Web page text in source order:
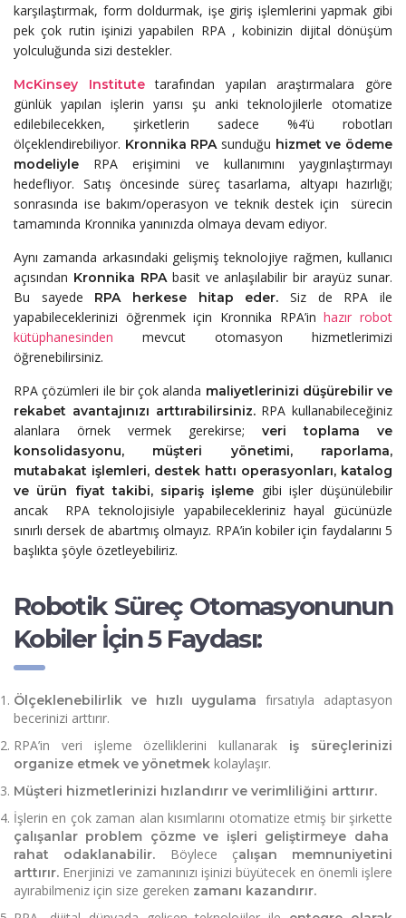
karşılaştırmak, form doldurmak, işe giriş işlemlerini yapmak gibi
pek çok rutin işinizi yapabilen RPA , kobinizin dijital dönüşüm
yolculuğunda sizi destekler.
McKinsey Institutetarafından yapılan araştırmalara göre
günlük yapılan işlerin yarısı şu anki teknolojilerle otomatize
edilebilecekken, şirketlerin sadece %4’ü robotları
ölçeklendirebiliyor. Kronnika RPA sunduğu hizmet ve ödeme
modeliyle
RPA erişimini ve kullanımını yaygınlaştırmayı
hedefliyor. Satış öncesinde süreç tasarlama, altyapı hazırlığı;
sonrasında ise bakım/operasyon ve teknik destek için sürecin
tamamında Kronnika yanınızda olmaya devam ediyor.
Aynı zamanda arkasındaki gelişmiş teknolojiye rağmen, kullanıcı
açısından Kronnika RPA basit ve anlaşılabilir bir arayüz sunar.
Bu sayede RPA herkese hitap eder. Siz de RPA ile
yapabileceklerinizi öğrenmek için Kronnika RPA’inhazır robot
kütüphanesinden mevcut otomasyon hizmetlerimizi
öğrenebilirsiniz.
RPA çözümleri ile bir çok alanda maliyetlerinizi düşürebilir ve
rekabet avantajınızı arttırabilirsiniz.RPA kullanabileceğiniz
alanlara örnek vermek gerekirse; veri toplama ve
konsolidasyonu, müşteri yönetimi, raporlama,
mutabakat işlemleri, destek hattı operasyonları, katalog
ve ürün fiyat takibi, sipariş işleme gibi işler düşünülebilir
ancak RPA teknolojisiyle yapabilecekleriniz hayal gücünüzle
sınırlı dersek de abartmış olmayız. RPA’in kobiler için faydalarını 5
başlıkta şöyle özetleyebiliriz.
Robotik Süreç Otomasyonunun
Kobiler İçin 5 Faydası:
Ölçeklenebilirlik ve hızlı uygulamafırsatıyla adaptasyon
becerinizi arttırır.
RPA’in veri işleme özelliklerini kullanarak iş süreçlerinizi
organize etmek ve yönetmek kolaylaşır.
Müşteri hizmetlerinizi hızlandırır ve verimliliğini arttırır.
İşlerin en çok zaman alan kısımlarını otomatize etmiş bir şirkette
çalışanlar problem çözme ve işleri geliştirmeye daha
rahat odaklanabilir. Böylece çalışan memnuniyetini
arttırır. Enerjinizi ve zamanınızı işinizi büyütecek en önemli işlere
ayırabilmeniz için size gereken zamanı kazandırır.